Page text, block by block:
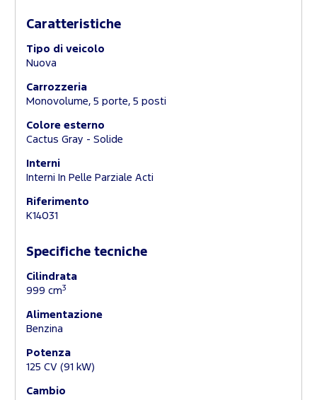
Caratteristiche
Tipo di veicolo
Nuova
Carrozzeria
Monovolume, 5 porte, 5 posti
Colore esterno
Cactus Gray - Solide
Interni
Interni In Pelle Parziale Acti
Riferimento
K14031
Specifiche tecniche
Cilindrata
999 cm3
Alimentazione
Benzina
Potenza
125 CV (91 kW)
Cambio